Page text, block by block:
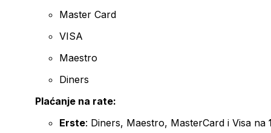
Master Card
VISA
Maestro
Diners
Plaćanje na rate:
Erste: Diners, Maestro, MasterCard i Visa na